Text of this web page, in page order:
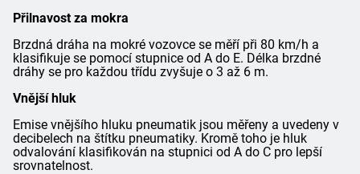
Přilnavost za mokra
Brzdná dráha na mokré vozovce se měří při 80 km/h a
klasifikuje se pomocí stupnice od A do E. Délka brzdné
dráhy se pro každou třídu zvyšuje o 3 až 6 m.
Vnější hluk
Emise vnějšího hluku pneumatik jsou měřeny a uvedeny v
decibelech na štítku pneumatiky. Kromě toho je hluk
odvalování klasifikován na stupnici od A do C pro lepší
srovnatelnost.